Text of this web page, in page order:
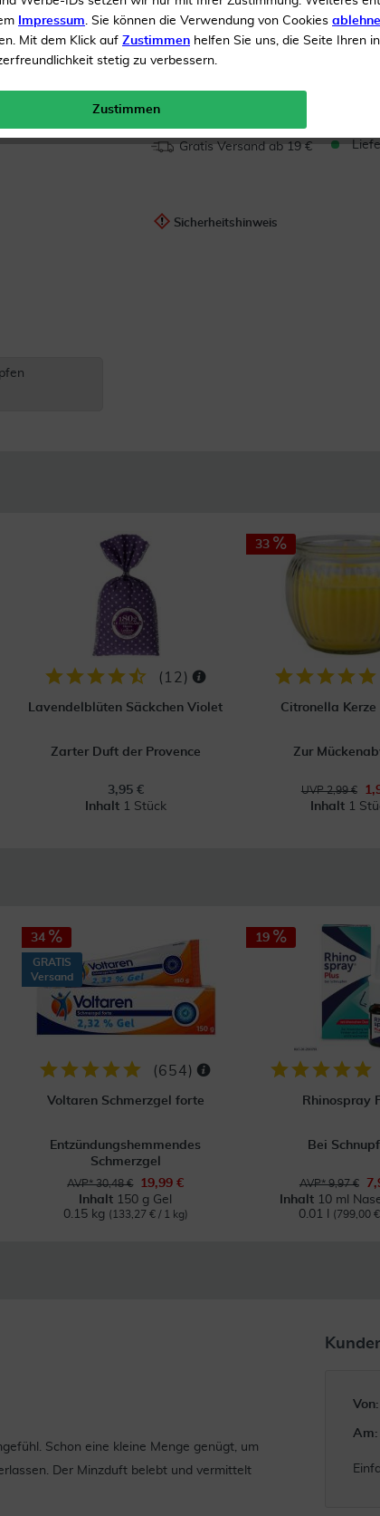
Inhalt20 ml Tropfen
Menge:
Gratis Versand ab 19 €
Sicherheitshinweis
( 12 )
Lavendelblüten Säckchen Violet
Zarter Duft der Provence
3,95 €
Inhalt 1 Stück
33
Citronella Kerze
Zur
UVP 2,99 €
Inhalt 1
34
GRATIS
Versand
(654)
Voltaren Schmerzgel forte
Entzündungshemmendes
Schmerzgel
AVP* 30,48 €
19,99 €
Inhalt 150 g Gel
0.15 kg (133,27 € / 1 kg)
19
Rhinospray
Bei
AVP* 9,97 €
Inhalt 10 ml
0.01 l
(799,00
Schon eine kleine Menge genügt, um
Der Minzduft belebt und vermittelt
Von:
Am:
Impressum. Sie können die Verwendung von Cookies
Mit dem Klick auf Zustimmen helfen Sie uns, die Seite Ihren
stetig zu verbessern.
Zustimmen